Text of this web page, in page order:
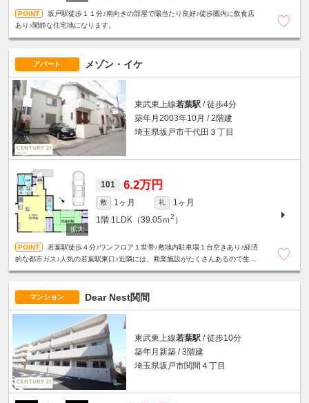
坂戸駅徒歩１１分♪南向きの部屋で陽当たり良好♪徒歩圏内に飲食店
あり♪閑静な住宅地になります。
アパート メゾン・イケ
東武東上線若葉駅 / 徒歩4分
築年月2003年10月 / 2階建
埼玉県坂戸市千代田３丁目
101 6.2万円
敷 1ヶ月 礼
1ヶ月
1階 1LDK（39.05ｍ2 ）
若葉駅徒歩４分♪ワンフロア１世帯♪敷地内駐車場１台空きあり♪経済
的な都市ガス♪人気の若葉駅東口♪近隣には、商業施設がたくさんあるので生活
マンション Dear Nest関間
東武東上線若葉駅 / 徒歩10分
築年月新築 / 3階建
埼玉県坂戸市関間４丁目